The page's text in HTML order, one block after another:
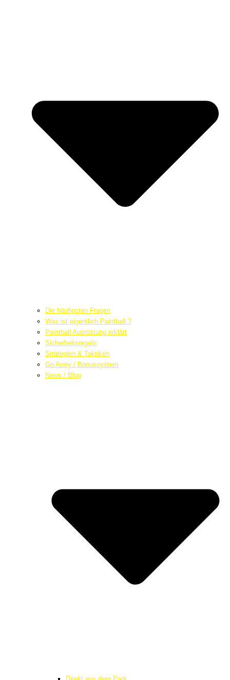
Die häufigsten Fragen
Was ist eigentlich Paintball ?
Paintball Ausrüstung erklärt
Sicherheitsregeln
Strategien & Taktiken
Go Army / Bonussystem
News / Blog